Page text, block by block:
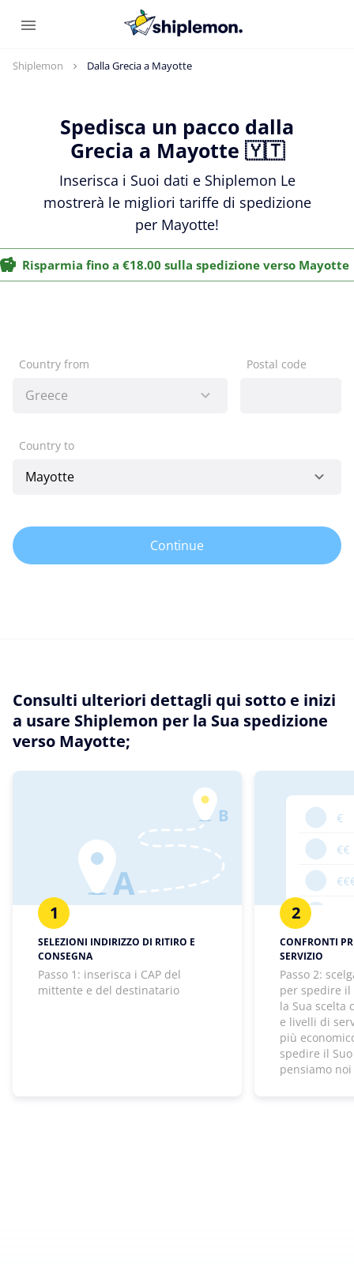
Shiplemon Dalla Grecia a Mayotte
Spedisca un pacco dalla
Grecia a Mayotte 🇾🇹
Inserisca i Suoi dati e Shiplemon Le
mostrerà le migliori tariffe di spedizione
per Mayotte!
Risparmia fino a €18.00 sulla spedizione verso Mayotte
Country from Postal code
Country to
Continue
Consulti ulteriori dettagli qui sotto e inizi
a usare Shiplemon per la Sua spedizione
verso Mayotte;
1
SELEZIONI INDIRIZZO DI RITIRO E
CONSEGNA
Passo 1: inserisca i CAP del
mittente e del destinatario
2
CONFRONTI
SERVIZIO
Passo 2:
per spedire il
la Sua scelta
e livelli di
più
spedire il Suo
pensiamo noi